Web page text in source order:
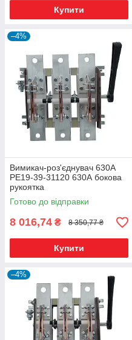
Купити
–4%
Вимикач-роз'єднувач 630А
РЕ19-39-31120 630А бокова
рукоятка
Готово до відправки
8 016,74 ₴ 8 350,77 ₴
Купити
–4%